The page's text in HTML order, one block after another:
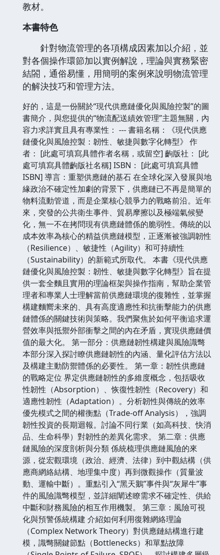
教材。
本書特色
針對物流管理的各項構成因素加以介紹，並
對各個操作環節加以實例解說，理論與實務緊密
結閤，通俗易懂，用簡明的案例來說明物流管理
的解決技巧和管理方法。
好的，這是一份關於“現代供應鏈優化與風險控製”的圖
書簡介，與您提供的“物流配送績效管理”主題無關，內
容力求詳實且具有專業性： --- 書籍名稱：《現代供應
鏈優化與風險控製：韌性、敏捷與數字化轉型》 作
者： [此處可填寫具體作者名稱，或留空] 齣版社： [此
處可填寫具體齣版社名稱] ISBN： [此處可填寫具體
ISBN] 導言：重塑供應鏈的基石 在全球化深入發展與地
緣政治不確定性加劇的背景下，供應鏈已不再是簡單的
物料流動管道，而是企業核心競爭力的戰略前沿。近年
來，突發的公共衛生事件、貿易摩擦以及極端氣候變
化，無一不在拷問現有供應鏈體係的脆弱性。傳統的以
成本效率為核心的精益供應鏈模型，正逐漸被強調韌性
（Resilience）、敏捷性（Agility）和可持續性
（Sustainability）的新範式所取代。 本書《現代供應
鏈優化與風險控製：韌性、敏捷與數字化轉型》旨在提
供一套全麵且實用的理論框架與操作指南，幫助企業管
理者和專業人士理解當前供應鏈環境的復雜性，並掌握
構建麵嚮未來的、具有高度適應性和抗衝擊能力的供應
鏈體係的關鍵技術與策略。我們聚焦於如何平衡追求運
營效率與抵禦外部衝擊之間的內在矛盾，實現供應鏈價
值的最大化。 第一部分：供應鏈韌性構建與風險識彆
本部分深入探討瞭供應鏈韌性的內涵、量化評估方法以
及構建主動防禦體係的必要性。 第一章：韌性供應鏈
的戰略定位 界定供應鏈韌性的多維度概念，包括吸收
性韌性（Absorption）、恢復性韌性（Recovery）和
適應性韌性（Adaptation）。分析韌性與傳統的效率
優先模式之間的權衡點（Trade-off Analysis），強調
韌性投資的長期迴報。討論不同行業（如高科技、快消
品、生命科學）對韌性的差異化需求。 第二章：供應
鏈風險的深度剖析與分類 係統梳理供應鏈風險的來
源，從宏觀環境（政治、經濟、法律）到中觀結構（供
應商網絡結構、地理集中度）再到微觀操作（質量波
動、運輸中斷）。重點引入“黑天鵝”事件與“灰犀牛”事
件的風險識彆模型，並詳細闡述瞭需求不確定性、供給
中斷和財務風險的相互作用機製。 第三章：風險可視
化與預警係統構建 介紹如何利用復雜網絡理論
（Complex Network Theory）對供應鏈結構進行建
模，識彆關鍵節點（Bottlenecks）和單點故障